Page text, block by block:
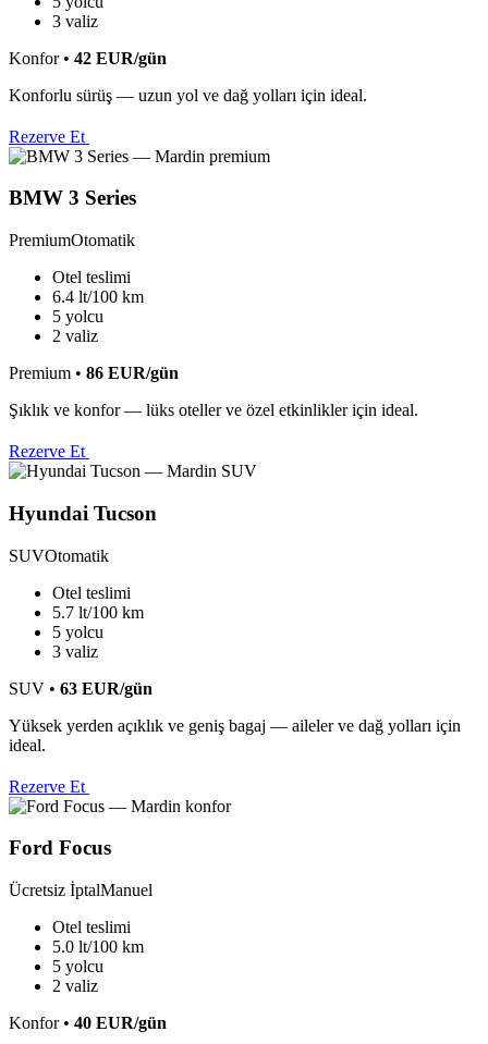
3 valiz
Konfor• 42 EUR/gün
Konforlu sürüş — uzun yol ve dağ yolları için ideal.
Rezerve Et
BMW 3 Series
PremiumOtomatik
Otel teslimi
6.4 lt/100 km
5 yolcu
2 valiz
Premium • 86 EUR/gün
Şıklık ve konfor — lüks oteller ve özel etkinlikler için ideal.
Rezerve Et
Hyundai Tucson
SUVOtomatik
Otel teslimi
5.7 lt/100 km
5 yolcu
3 valiz
SUV • 63 EUR/gün
Yüksek yerden açıklık ve geniş bagaj — aileler ve dağ yolları için
ideal.
Rezerve Et
Ford Focus
Ücretsiz İptalManuel
Otel teslimi
5.0 lt/100 km
5 yolcu
2 valiz
Konfor• 40 EUR/gün